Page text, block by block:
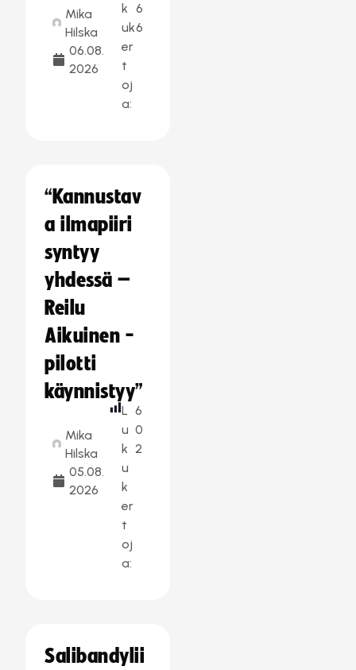
Mika
Hilska
06.08.
2026
k
uk
er
t
oj
a:
6
6
“Kannustav
a ilmapiiri
syntyy
yhdessä –
Reilu
Aikuinen -
pilotti
käynnistyy”
Mika
Hilska
05.08.
2026
L
u
k
u
k
er
t
oj
a:
6
0
2
Salibandylii